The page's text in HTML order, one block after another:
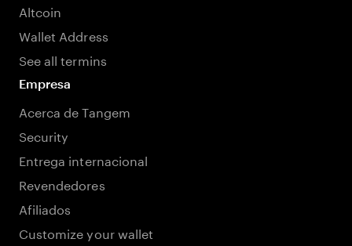
Altcoin
Wallet Address
See all termins
Empresa
Acerca de Tangem
Security
Entrega internacional
Revendedores
Afiliados
Customize your wallet